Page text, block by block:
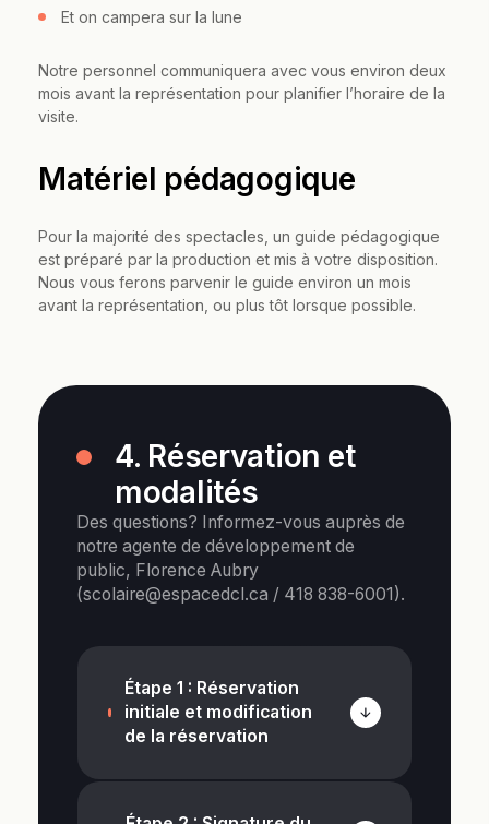
Et on campera sur la lune
Notre personnel communiquera avec vous environ deux
mois avant la représentation pour planifier l’horaire de la
visite.
Matériel pédagogique
Pour la majorité des spectacles, un guide pédagogique
est préparé par la production et mis à votre disposition.
Nous vous ferons parvenir le guide environ un mois
avant la représentation, ou plus tôt lorsque possible.
4. Réservation et
modalités
Des questions? Informez-vous auprès de
notre agente de développement de
public, Florence Aubry
(scolaire@espacedcl.ca / 418 838-6001).
Étape 1 : Réservation
initiale et modification
de la réservation
22 mai 2026 en remplissant le